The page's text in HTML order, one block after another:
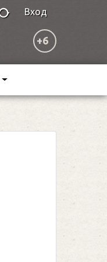
Вход
+6